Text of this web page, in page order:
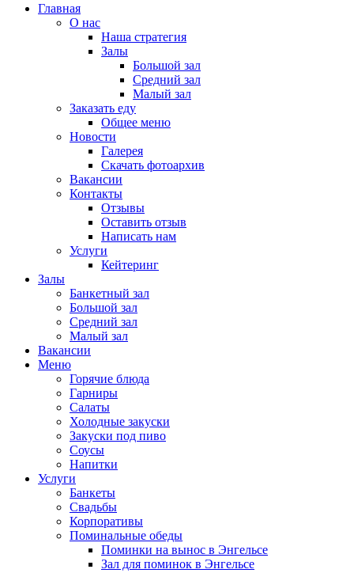
Главная
О нас
Наша стратегия
Залы
Большой зал
Средний зал
Малый зал
Заказать еду
Общее меню
Новости
Галерея
Скачать фотоархив
Вакансии
Контакты
Отзывы
Оставить отзыв
Написать нам
Услуги
Кейтеринг
Залы
Банкетный зал
Большой зал
Средний зал
Малый зал
Вакансии
Меню
Горячие блюда
Гарниры
Салаты
Холодные закуски
Закуски под пиво
Соусы
Напитки
Услуги
Банкеты
Свадьбы
Корпоративы
Поминальные обеды
Поминки на вынос в Энгельсе
Зал для поминок в Энгельсе